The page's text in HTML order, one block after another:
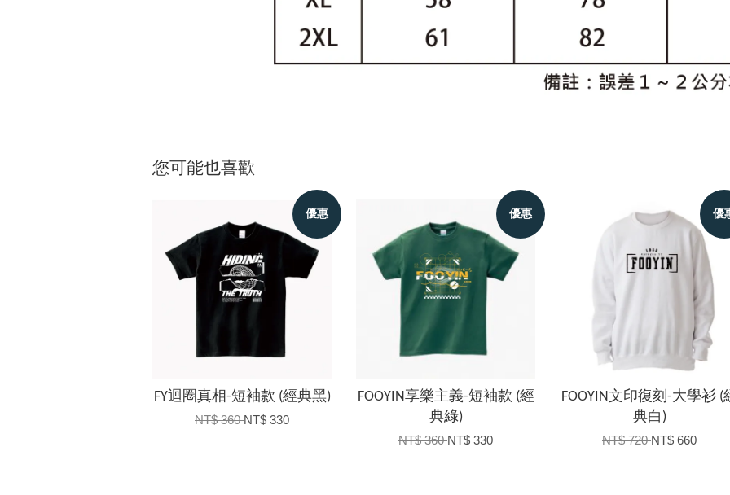
您可能也喜歡
優惠
FY迴圈真相-短袖款 (經典黑)
NT$ 360NT$ 330
優惠
FOOYIN享樂主義-短袖款 (經
典綠)
NT$ 360NT$ 330
優
FOOYIN文印復刻-大學衫 (
典白)
NT$ 720NT$ 660